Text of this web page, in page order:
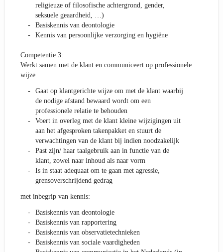
religieuze of filosofische achtergrond, gender,
seksuele geaardheid, …)
Basiskennis van deontologie
Kennis van persoonlijke verzorging en hygiëne
Competentie 3:
Werkt samen met de klant en communiceert op professionele
wijze
Gaat op klantgerichte wijze om met de klant waarbij
de nodige afstand bewaard wordt om een
professionele relatie te behouden
Voert in overleg met de klant kleine wijzigingen uit
aan het afgesproken takenpakket en stuurt de
verwachtingen van de klant bij indien noodzakelijk
Past zijn/ haar taalgebruik aan in functie van de
klant, zowel naar inhoud als naar vorm
Is in staat adequaat om te gaan met agressie,
grensoverschrijdend gedrag
met inbegrip van kennis:
Basiskennis van deontologie
Basiskennis van rapportering
Basiskennis van observatietechnieken
Basiskennis van sociale vaardigheden